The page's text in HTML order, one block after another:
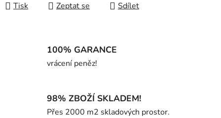
Tisk Zeptat se Sdílet
100% GARANCE
vrácení peněz!
98% ZBOŽÍ SKLADEM!
Přes 2000 m2 skladových prostor.